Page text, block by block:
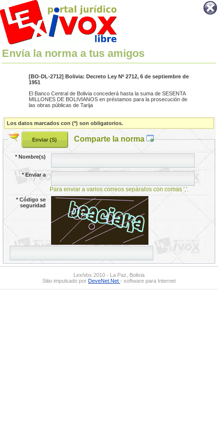
Envía la norma a tus amigos
[BO-DL-2712] Bolivia: Decreto Ley Nº 2712, 6 de septiembre de
1951
El Banco Central de Bolivia concederá hasta la suma de SESENTA
MILLONES DE BOLIVIANOS en préstamos para la prosecución de
las obras públicas de Tarija
Los datos marcados con (*) son obligatorios.
Comparte la norma
*Nombre(s)
*Enviar a
Para enviar a varios correos sepáralos con comas ','.
*Código se
seguridad
LexiVox 2010 - La Paz, Bolivia
Sitio impulsado por DeveNet.Net - software para Internet